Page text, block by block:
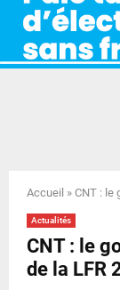
R
Y
N
U
Accueil » CNT : le
Actualités
CNT : le
de la LFR